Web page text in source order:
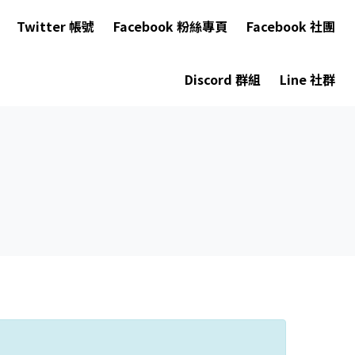
Twitter 帳號 Facebook 粉絲專頁 Facebook 社團
Discord 群組 Line 社群